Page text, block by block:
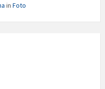
in Foto